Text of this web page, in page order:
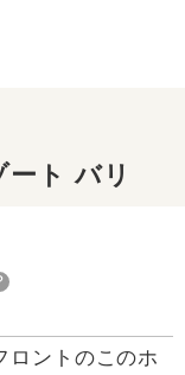
ト バリ
ロントのこのホ